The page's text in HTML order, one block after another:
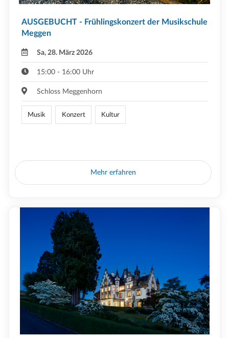
AUSGEBUCHT - Frühlingskonzert der Musikschule
Meggen
Sa, 28. März 2026
15:00 - 16:00 Uhr
Schloss Meggenhorn
Musik Konzert Kultur
Mehr erfahren